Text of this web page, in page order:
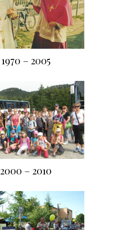
1970 – 2005
2000 – 2010